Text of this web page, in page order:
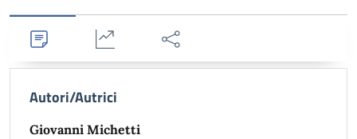
Dettagli Statistiche Condividi
Autori/Autrici
Giovanni Michetti